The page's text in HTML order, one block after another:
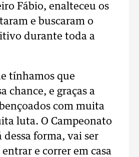
Fábio, enalteceu os
e buscaram o
durante toda a
tínhamos que
chance, e graças a
com muita
luta. O Campeonato
dessa forma, vai ser
entrar e correr em casa